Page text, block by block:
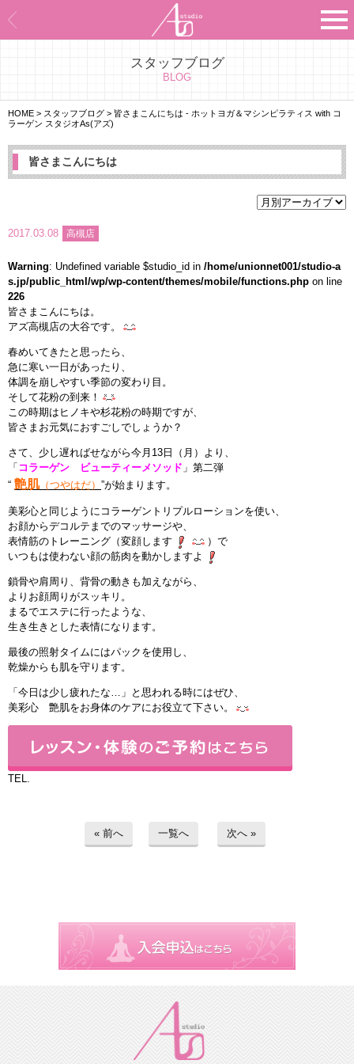
スタッフブログ
BLOG
HOME > スタッフブログ > 皆さまこんにちは - ホットヨガ＆マシンピラティス with コ
ラーゲン スタジオAs(アズ)
皆さまこんにちは
2017.03.08 高槻店
Warning: Undefined variable $studio_id in /home/unionnet001/studio-a
s.jp/public_html/wp/wp-content/themes/mobile/functions.php on line
226
皆さまこんにちは。
アズ高槻店の大谷です。
春めいてきたと思ったら、
急に寒い一日があったり、
体調を崩しやすい季節の変わり目。
そして花粉の到来！
この時期はヒノキや杉花粉の時期ですが、
皆さまお元気におすごしでしょうか？
さて、少し遅ればせながら今月13日（月）より、
「 コラーゲン ビューティーメソッド 」第二弾
“ 艶肌（つやはだ） ”が始まります。
美彩心と同じようにコラーゲントリプルローションを使い、
お顔からデコルテまでのマッサージや、
表情筋のトレーニング（変顔します
）で
いつもは使わない顔の筋肉を動かしますよ
鎖骨や肩周り、背骨の動きも加えながら、
よりお顔周りがスッキリ。
まるでエステに行ったような、
生き生きとした表情になります。
最後の照射タイムにはパックを使用し、
乾燥からも肌を守ります。
「今日は少し疲れたな…」と思われる時にはぜひ、
美彩心 艶肌をお身体のケアにお役立て下さい。
TEL.
« 前へ 一覧へ 次へ »
Asのコンセプト
Asのナビゲーションシステム
施設紹介
よくあるご質問
会社案内
指導員育成コース
スタッフブログ
ご入会のご予約